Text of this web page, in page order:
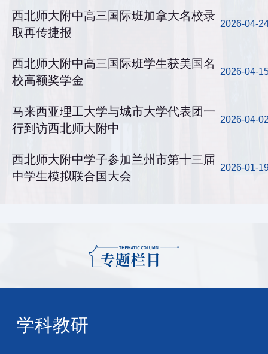
西北师大附中高三国际班加拿大名校录
取再传捷报
2026-04-
西北师大附中高三国际班学生获美国名
校高额奖学金
2026-04-
马来西亚理工大学与城市大学代表团一
行到访西北师大附中
2026-04-
西北师大附中学子参加兰州市第十三届
中学生模拟联合国大会
2026-01-
学科教研